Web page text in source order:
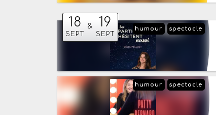
18
SEPT
& 19
SEPT
spectacle
humour
spectacle
humour